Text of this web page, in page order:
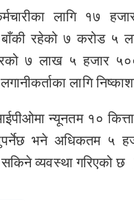
लागि १७
बाँकी रहेको ७ करोड ५
७ लाख ५ हजार
लागि
न्यूनतम १०
भने अधिकतम ५
व्यवस्था गरिएको छ